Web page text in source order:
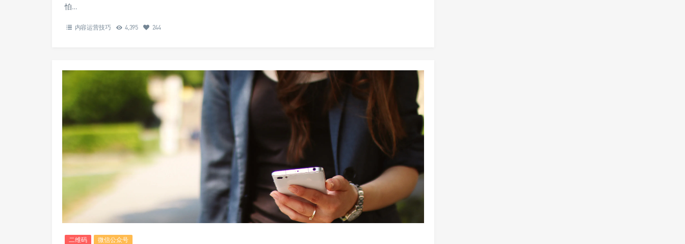
怕…
内容运营技巧 4,395 244
二维码 微信公众号